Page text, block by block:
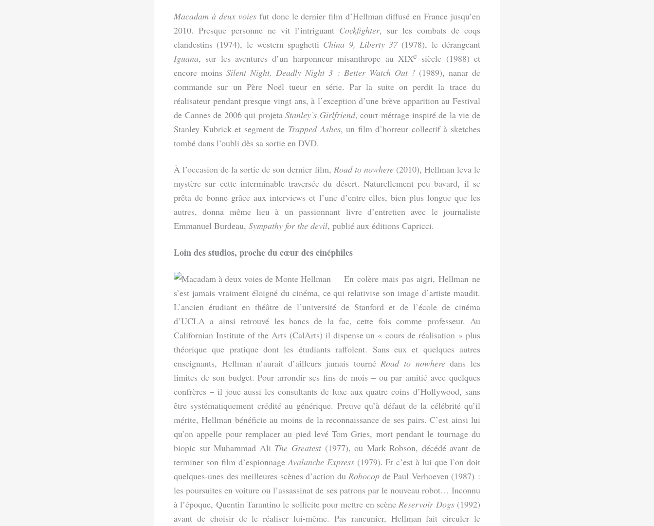
Macadam à deux voiesfut donc le dernier film d’Hellman diffusé en France jusqu’en
2010. Presque personne ne vit l’intriguant Cockfighter, sur les combats de coqs
clandestins (1974), le western spaghetti China 9, Liberty 37(1978), le dérangeant
Iguana, sur les aventures d’un harponneur misanthrope au XIXesiècle (1988) et
encore moins Silent Night, Deadly Night 3 : Better Watch Out ! (1989), nanar de
commande sur un Père Noël tueur en série. Par la suite on perdit la trace du
réalisateur pendant presque vingt ans, à l’exception d’une brève apparition au Festival
de Cannes de 2006 qui projetaStanley’s Girlfriend, court-métrage inspiré de la vie de
Stanley Kubrick et segment de Trapped Ashes, un film d’horreur collectif à sketches
tombé dans l’oubli dès sa sortie en DVD.
À l’occasion de la sortie de son dernier film, Road to nowhere(2010), Hellman leva le
mystère sur cette interminable traversée du désert. Naturellement peu bavard, il se
prêta de bonne grâce aux interviews et l’une d’entre elles, bien plus longue que les
autres, donna même lieu à un passionnant livre d’entretien avec le journaliste
Emmanuel Burdeau, Sympathy for the devil, publié aux éditions Capricci.
Loin des studios, proche du cœur des cinéphiles
En colère mais pas aigri, Hellman ne
s’est jamais vraiment éloigné du cinéma, ce qui relativise son image d’artiste maudit.
L’ancien étudiant en théâtre de l’université de Stanford et de l’école de cinéma
d’UCLA a ainsi retrouvé les bancs de la fac, cette fois comme professeur. Au
Californian Institute of the Arts (CalArts) il dispense un « cours de réalisation » plus
théorique que pratique dont les étudiants raffolent. Sans eux et quelques autres
enseignants, Hellman n’aurait d’ailleurs jamais tournéRoad to nowheredans les
limites de son budget. Pour arrondir ses fins de mois – ou par amitié avec quelques
confrères – il joue aussi les consultants de luxe aux quatre coins d’Hollywood, sans
être systématiquement crédité au générique. Preuve qu’à défaut de la célébrité qu’il
mérite, Hellman bénéficie au moins de la reconnaissance de ses pairs. C’est ainsi lui
qu’on appelle pour remplacer au pied levé Tom Gries, mort pendant le tournage du
biopic sur Muhammad Ali The Greatest(1977), ou Mark Robson, décédé avant de
terminer son film d’espionnageAvalanche Express(1979). Et c’est à lui que l’on doit
quelques-unes des meilleures scènes d’action duRobocop de Paul Verhoeven (1987) :
les poursuites en voiture ou l’assassinat de ses patrons par le nouveau robot… Inconnu
à l’époque, Quentin Tarantino le sollicite pour mettre en scèneReservoir Dogs(1992)
avant de choisir de le réaliser lui-même. Pas rancunier, Hellman fait circuler le